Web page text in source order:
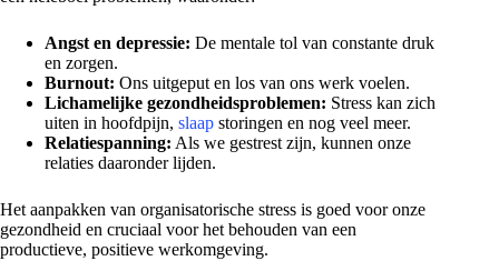
Angst en depressie: De mentale tol van constante druk
en zorgen.
Burnout: Ons uitgeput en los van ons werk voelen.
Lichamelijke gezondheidsproblemen: Stress kan zich
uiten in hoofdpijn, slaap storingen en nog veel meer.
Relatiespanning: Als we gestrest zijn, kunnen onze
relaties daaronder lijden.
Het aanpakken van organisatorische stress is goed voor onze
gezondheid en cruciaal voor het behouden van een
productieve, positieve werkomgeving.